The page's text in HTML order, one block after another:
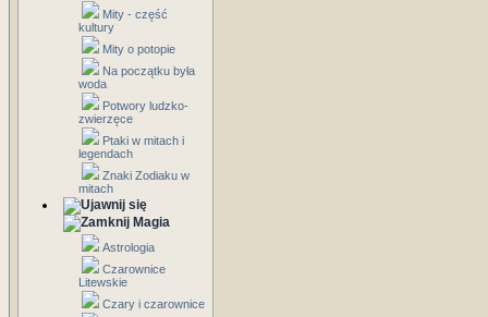
Mity - część
kultury
Mity o potopie
Na początku była
woda
Potwory ludzko-
zwierzęce
Ptaki w mitach i
legendach
Znaki Zodiaku w
mitach
Magia
Astrologia
Czarownice
Litewskie
Czary i czarownice